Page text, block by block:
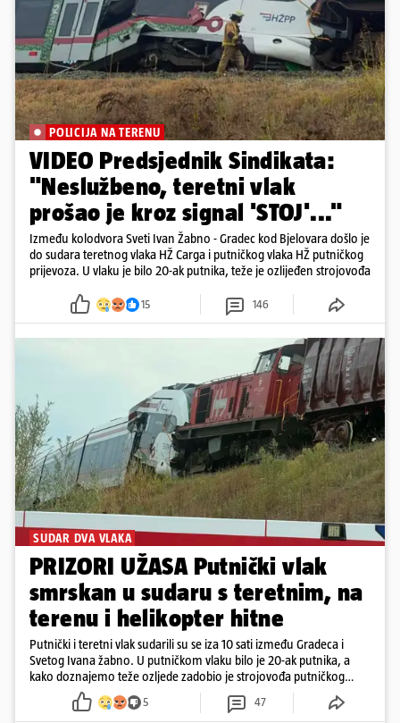
POLICIJA NA TERENU
VIDEO Predsjednik Sindikata:
"Neslužbeno, teretni vlak
prošao je kroz signal 'STOJ'..."
Između kolodvora Sveti Ivan Žabno - Gradec kod Bjelovara došlo je
do sudara teretnog vlaka HŽ Carga i putničkog vlaka HŽ putničkog
prijevoza. U vlaku je bilo 20-ak putnika, teže je ozlijeđen strojovođa
15 146
SUDAR DVA VLAKA
PRIZORI UŽASA Putnički vlak
smrskan u sudaru s teretnim, na
terenu i helikopter hitne
Putnički i teretni vlak sudarili su se iza 10 sati između Gradeca i
Svetog Ivana žabno. U putničkom vlaku bilo je 20-ak putnika, a
kako doznajemo teže ozljede zadobio je strojovođa putničkog
vlaka. Zatvoren je promet, a fotoreporteri Prigorskog objavili su
prve snimke s mjesta sudara
5 47